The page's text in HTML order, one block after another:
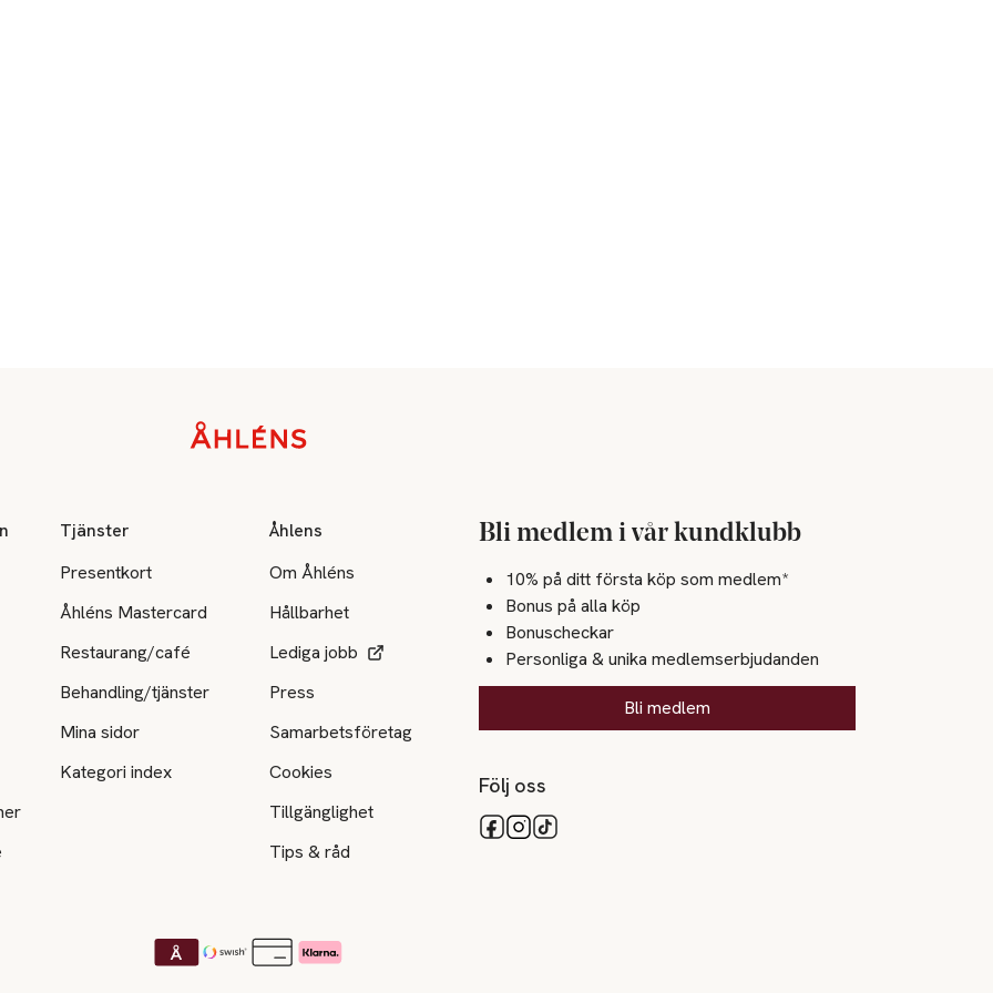
Tjänster
Presentkort
Åhléns Mastercard
Restaurang/café
Behandling/tjänster
Mina sidor
Kategori index
Åhlens
Om Åhléns
Hållbarhet
Lediga jobb
Press
Samarbetsföretag
Cookies
Tillgänglighet
Tips & råd
Bli medlem i vår kundklubb
10% på ditt första köp som medlem*
Bonus på alla köp
Bonuscheckar
Personliga & unika medlemserbjudanden
Bli medlem
Följ oss